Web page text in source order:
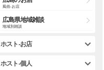
風俗-お店
広島県地域雑談
地域別雑談
ホスト-お店
ホスト-個人